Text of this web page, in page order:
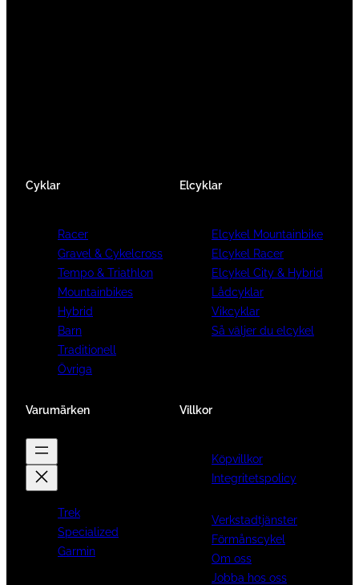
Cyklar
Racer
Gravel & Cykelcross
Tempo & Triathlon
Mountainbikes
Hybrid
Barn
Traditionell
Övriga
Elcyklar
Elcykel Mountainbike
Elcykel Racer
Elcykel City & Hybrid
Lådcyklar
Vikcyklar
Så väljer du elcykel
Varumärken
Trek
Specialized
Garmin
Villkor
Köpvillkor
Integritetspolicy
Verkstadtjänster
Förmånscykel
Om oss
Jobba hos oss